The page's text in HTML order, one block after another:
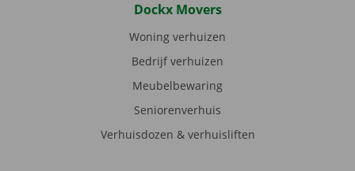
Dockx Movers
Woning verhuizen
Bedrijf verhuizen
Meubelbewaring
Seniorenverhuis
Verhuisdozen & verhuisliften